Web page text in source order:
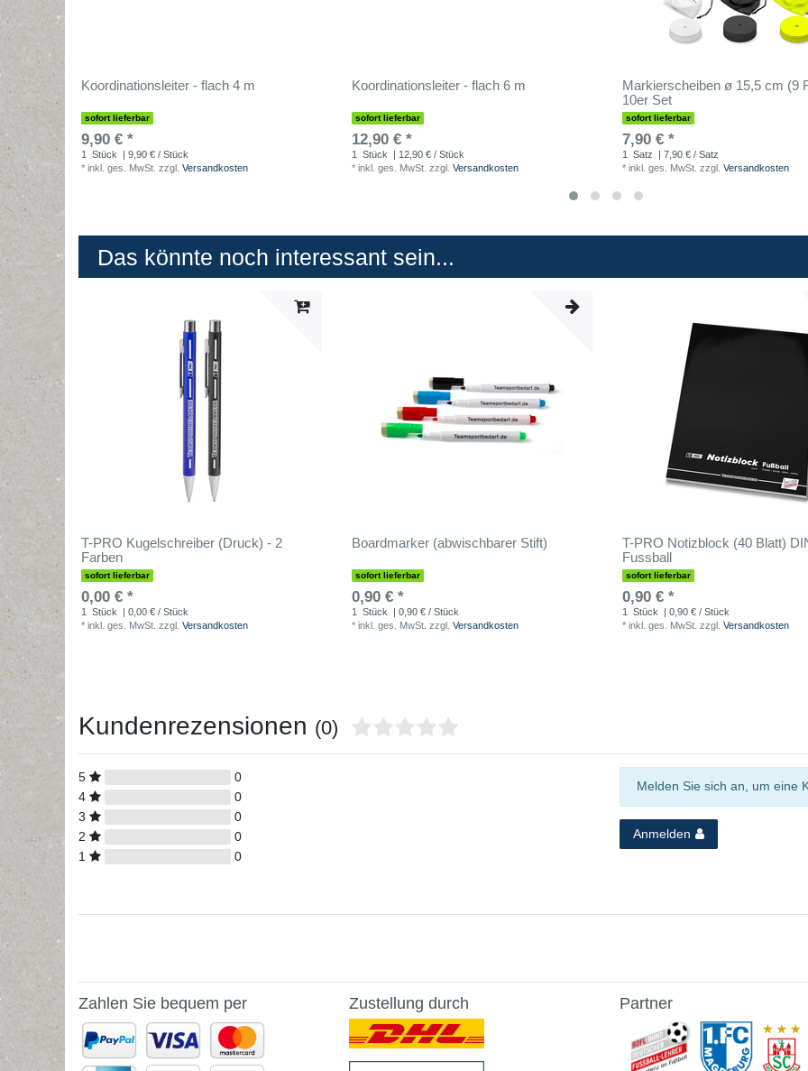
Koordinationsleiter - flach 4 m
sofort lieferbar
9,90 € *
1 Stück
| 9,90 € / Stück
* inkl. ges. MwSt. zzgl. Versandkosten
Koordinationsleiter - flach 6 m
sofort lieferbar
12,90 € *
1 Stück
| 12,90 € / Stück
* inkl. ges. MwSt. zzgl. Versandkosten
Markierscheiben ø 15,5 cm (9
10er Set
sofort lieferbar
7,90 € *
1 Satz
| 7,90 € / Satz
* inkl. ges. MwSt. zzgl. Versandkosten
Das könnte noch interessant sein...
T-PRO Kugelschreiber (Druck) - 2
Farben
sofort lieferbar
0,00 € *
1 Stück
| 0,00 € / Stück
* inkl. ges. MwSt. zzgl. Versandkosten
Boardmarker (abwischbarer Stift)
sofort lieferbar
0,90 € *
1 Stück
| 0,90 € / Stück
* inkl. ges. MwSt. zzgl. Versandkosten
T-PRO Notizblock (40 Blatt)
Fussball
sofort lieferbar
0,90 € *
1 Stück
| 0,90 € / Stück
* inkl. ges. MwSt. zzgl. Versandkosten
Kundenrezensionen (0)
5
0
4
0
3
0
2
0
1
0
Melden Sie sich an, um eine
Anmelden
Zahlen Sie bequem per Zustellung durch Partner